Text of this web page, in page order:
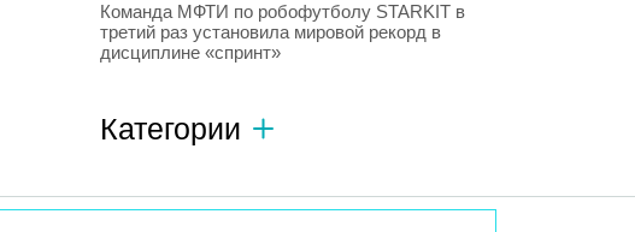
Команда МФТИ по робофутболу STARKIT в
третий раз установила мировой рекорд в
дисциплине «спринт»
Категории